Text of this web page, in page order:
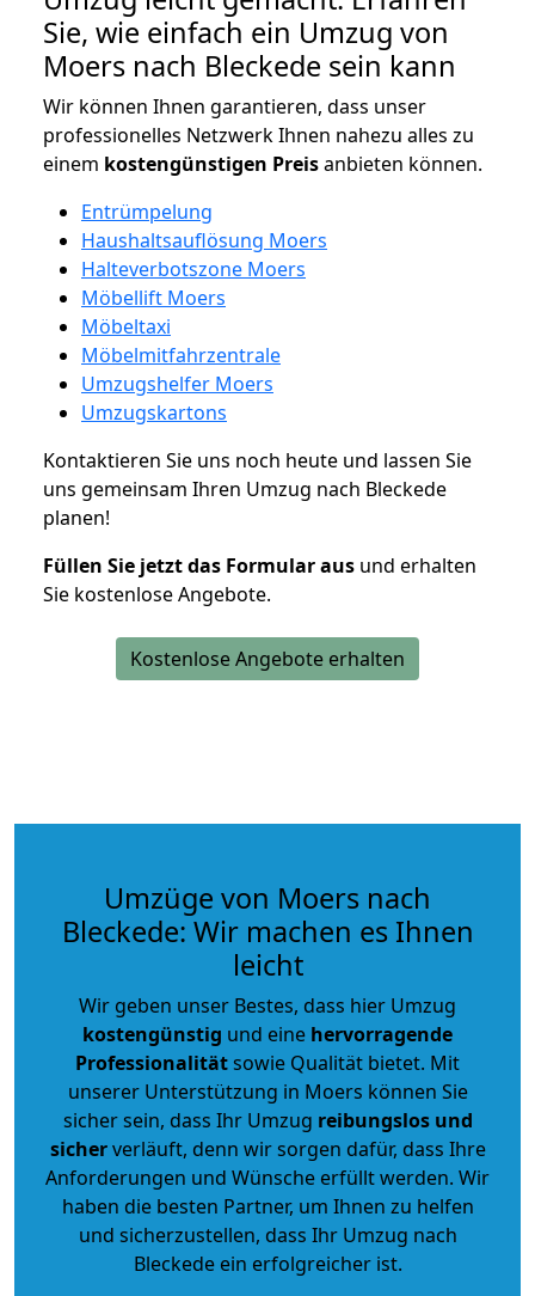
Sie, wie einfach ein Umzug von
Moers nach Bleckede sein kann
Wir können Ihnen garantieren, dass unser
professionelles Netzwerk Ihnen nahezu alles zu
einem kostengünstigen Preisanbieten können.
Entrümpelung
Haushaltsauflösung Moers
Halteverbotszone Moers
Möbellift Moers
Möbeltaxi
Möbelmitfahrzentrale
Umzugshelfer Moers
Umzugskartons
Kontaktieren Sie uns noch heute und lassen Sie
uns gemeinsam Ihren Umzug nach Bleckede
planen!
Füllen Sie jetzt das Formular aus und erhalten
Sie kostenlose Angebote.
Kostenlose Angebote erhalten
Umzüge von Moers nach
Bleckede: Wir machen es Ihnen
leicht
Wir geben unser Bestes, dass hier Umzug
kostengünstig und eine hervorragende
Professionalitätsowie Qualität bietet. Mit
unserer Unterstützung in Moers können Sie
sicher sein, dass Ihr Umzug reibungslos und
sicherverläuft, denn wir sorgen dafür, dass Ihre
Anforderungen und Wünsche erfüllt werden. Wir
haben die besten Partner, um Ihnen zu helfen
und sicherzustellen, dass Ihr Umzug nach
Bleckede ein erfolgreicher ist.